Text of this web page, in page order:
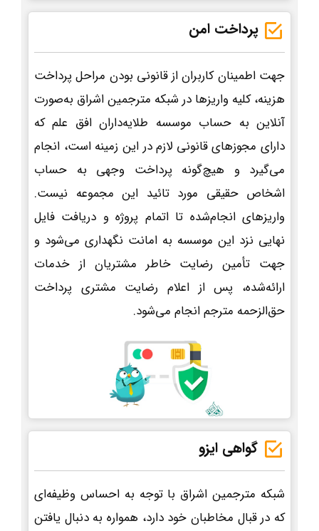
پرداخت امن
جهت اطمینان کاربران از قانونی بودن مراحل پرداخت
هزینه، کلیه واریزها در شبکه مترجمین اشراق به‌صورت
آنلاین به حساب موسسه طلایه‌داران افق علم که
دارای مجوزهای قانونی لازم در این زمینه است، انجام
می‌گیرد و هیچ‌گونه پرداخت وجهی به حساب
اشخاص حقیقی مورد تائید این مجموعه نیست.
واریزهای انجام‌شده تا اتمام پروژه و دریافت فایل
نهایی نزد این موسسه به امانت نگهداری می‌شود و
جهت تأمین رضایت خاطر مشتریان از خدمات
ارائه‌شده، پس از اعلام رضایت مشتری پرداخت
حق‌الزحمه مترجم انجام می‌شود.
گواهی ایزو
شبکه مترجمین اشراق با توجه به احساس وظیفه‌ای
که در قبال مخاطبان خود دارد، همواره به دنبال یافتن